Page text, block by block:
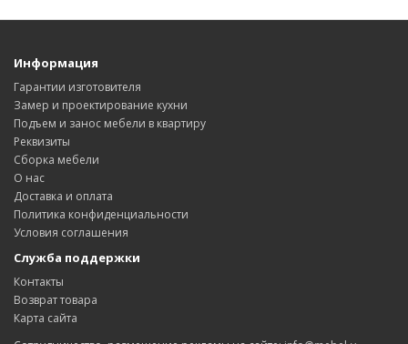
Информация
Гарантии изготовителя
Замер и проектирование кухни
Подъем и занос мебели в квартиру
Реквизиты
Сборка мебели
О нас
Доставка и оплата
Политика конфиденциальности
Условия соглашения
Служба поддержки
Контакты
Возврат товара
Карта сайта